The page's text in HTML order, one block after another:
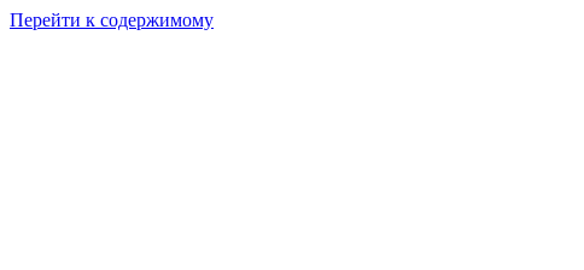
Перейти к содержимому